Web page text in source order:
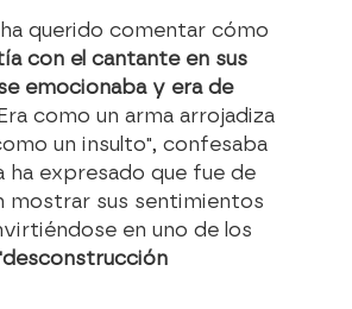
querido comentar cómo
con el cantante en sus
emocionaba y era de
como un arma arrojadiza
un insulto", confesaba
ha expresado que fue de
mostrar sus sentimientos
en uno de los